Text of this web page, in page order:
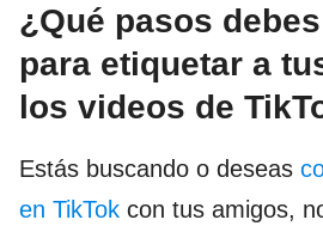
¿Qué pasos
para etiquetar a
los videos de
Estás buscando o deseas
en TikTok con tus amigos,